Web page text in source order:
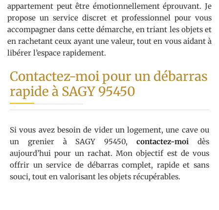
appartement peut être émotionnellement éprouvant. Je
propose un service discret et professionnel pour vous
accompagner dans cette démarche, en triant les objets et
en rachetant ceux ayant une valeur, tout en vous aidant à
libérer l’espace rapidement.
Contactez-moi pour un débarras
rapide à SAGY 95450
Si vous avez besoin de vider un logement, une cave ou
un grenier à SAGY 95450,contactez-moi dès
aujourd’hui pour un rachat. Mon objectif est de vous
offrir un service de débarras complet, rapide et sans
souci, tout en valorisant les objets récupérables.